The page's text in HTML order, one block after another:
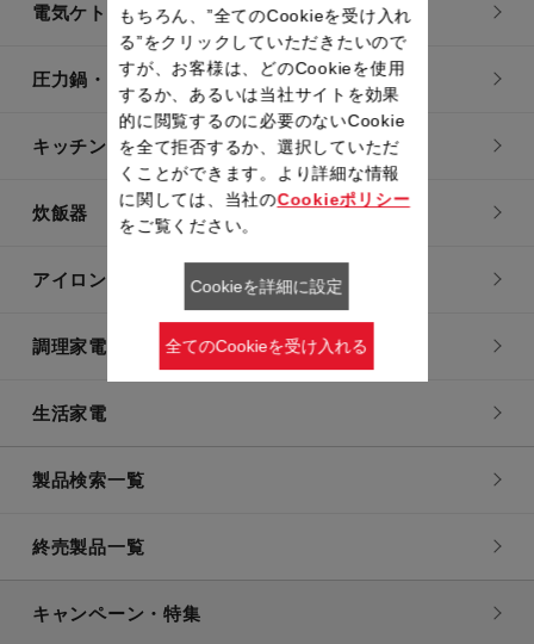
電気ケトル
圧力鍋・電気圧力鍋
キッチン用品
炊飯器
アイロン・衣類スチーマー
調理家電
生活家電
製品検索一覧
終売製品一覧
キャンペーン・特集
もちろん、”全てのCookieを受け入れ
る”をクリックしていただきたいので
すが、お客様は、どのCookieを使用
するか、あるいは当社サイトを効果
的に閲覧するのに必要のないCookie
を全て拒否するか、選択していただ
くことができます。より詳細な情報
に関しては、当社のCookieポリシー
をご覧ください。
Cookieを詳細に設定
全てのCookieを受け入れる